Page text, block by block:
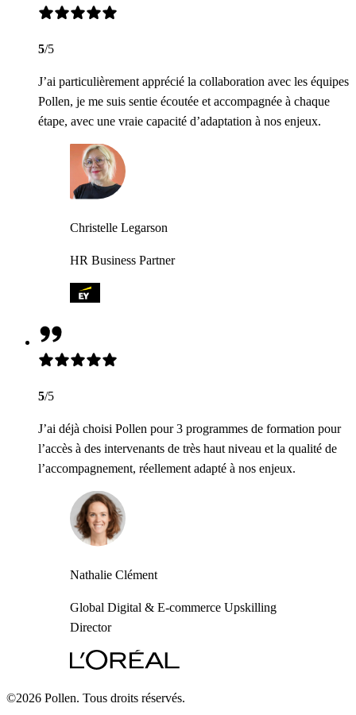
5/5
J’ai particulièrement apprécié la collaboration avec les équipes
Pollen, je me suis sentie écoutée et accompagnée à chaque
étape, avec une vraie capacité d’adaptation à nos enjeux.
Christelle Legarson
HR Business Partner
5/5
J’ai déjà choisi Pollen pour 3 programmes de formation pour
l’accès à des intervenants de très haut niveau et la qualité de
l’accompagnement, réellement adapté à nos enjeux.
Nathalie Clément
Global Digital & E-commerce Upskilling
Director
©2026 Pollen. Tous droits réservés.